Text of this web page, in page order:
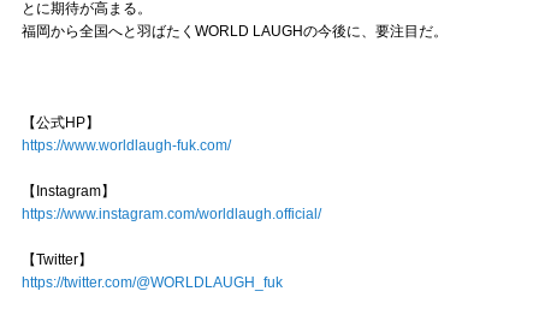
とに期待が高まる。
福岡から全国へと羽ばたくWORLD LAUGHの今後に、要注目だ。
【公式HP】
https://www.worldlaugh-fuk.com/
【Instagram】
https://www.instagram.com/worldlaugh.official/
【Twitter】
https://twitter.com/@WORLDLAUGH_fuk